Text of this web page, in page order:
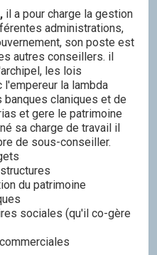
il a pour charge la gestion
administrations,
son poste est
autres conseillers. il
les lois
l'empereur la lambda
claniques et de
et gere le patrimoine
sa charge de travail il
de sous-conseiller.
du patrimoine
sociales (qu'il co-gère